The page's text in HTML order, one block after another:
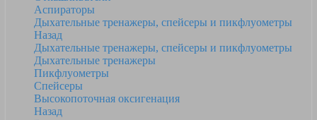
Аспираторы
Дыхательные тренажеры, спейсеры и пикфлуометры
Назад
Дыхательные тренажеры, спейсеры и пикфлуометры
Дыхательные тренажеры
Пикфлуометры
Спейсеры
Высокопоточная оксигенация
Назад